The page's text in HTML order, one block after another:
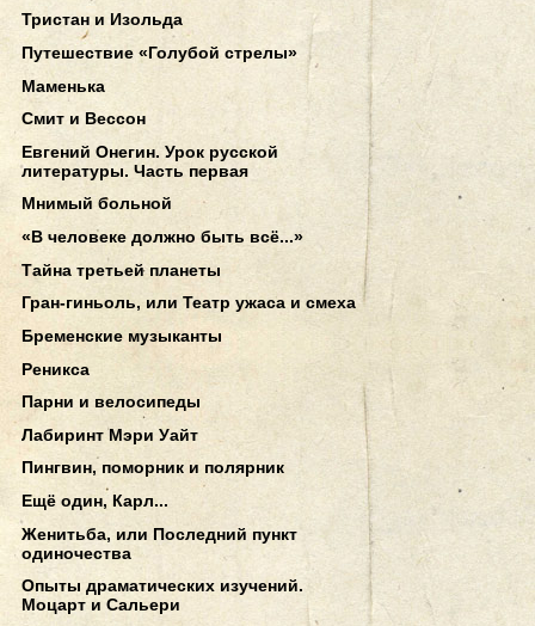
Тристан и Изольда
Путешествие «Голубой стрелы»
Маменька
Смит и Вессон
Евгений Онегин. Урок русской
литературы. Часть первая
Мнимый больной
«В человеке должно быть всё...»
Тайна третьей планеты
Гран-гиньоль, или Театр ужаса и смеха
Бременские музыканты
Реникса
Парни и велосипеды
Лабиринт Мэри Уайт
Пингвин, поморник и полярник
Ещё один, Карл...
Женитьба, или Последний пункт
одиночества
Опыты драматических изучений.
Моцарт и Сальери